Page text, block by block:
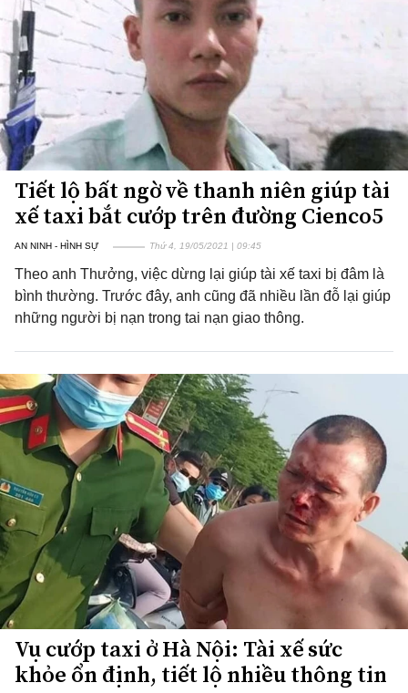
Tiết lộ bất ngờ về thanh niên giúp tài
xế taxi bắt cướp trên đường Cienco5
AN NINH - HÌNH SỰ Thứ 4, 19/05/2021 | 09:45
Theo anh Thưởng, việc dừng lại giúp tài xế taxi bị đâm là
bình thường. Trước đây, anh cũng đã nhiều lần đỗ lại giúp
những người bị nạn trong tai nạn giao thông.
Vụ cướp taxi ở Hà Nội: Tài xế sức
khỏe ổn định, tiết lộ nhiều thông tin